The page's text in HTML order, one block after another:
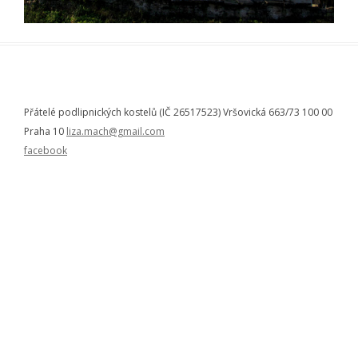
Přátelé podlipnických kostelů (IČ 26517523) Vršovická 663/73 100 00
Praha 10 liza.mach@gmail.com
facebook